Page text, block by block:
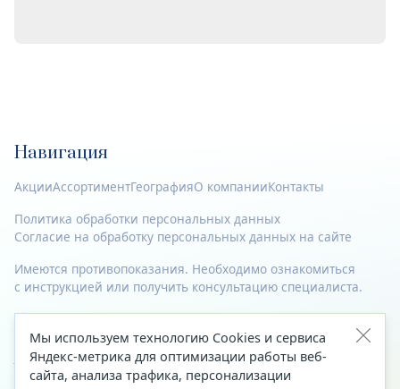
Навигация
АкцииАссортиментГеографияО компанииКонтакты
Политика обработки персональных данных
Согласие на обработку персональных данных на сайте
Имеются противопоказания. Необходимо ознакомиться
с инструкцией или получить консультацию специалиста.
© 2023—2026 Все права защищены.
Адрес
Мы используем технологию Cookies и сервиса
Яндекс-метрика для оптимизации работы веб-
сайта, анализа трафика, персонализации